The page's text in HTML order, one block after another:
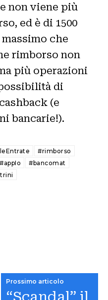
non viene più
ed è di 1500
che
rimborso non
più operazioni
di
(e
bancarie!).
#rimborso
#appIo
#bancomat
Prossimo articolo